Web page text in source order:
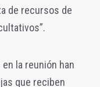
de recursos de
la reunión han
que reciben